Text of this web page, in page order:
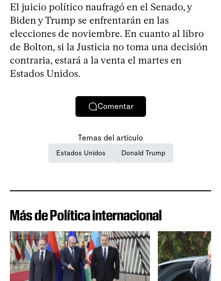
El juicio político naufragó en el Senado, y
Biden y Trump se enfrentarán en las
elecciones de noviembre. En cuanto al libro
de Bolton, si la Justicia no toma una decisión
contraria, estará a la venta el martes en
Estados Unidos.
Comentar
Temas del artículo
Estados Unidos Donald Trump
Más de Política internacional